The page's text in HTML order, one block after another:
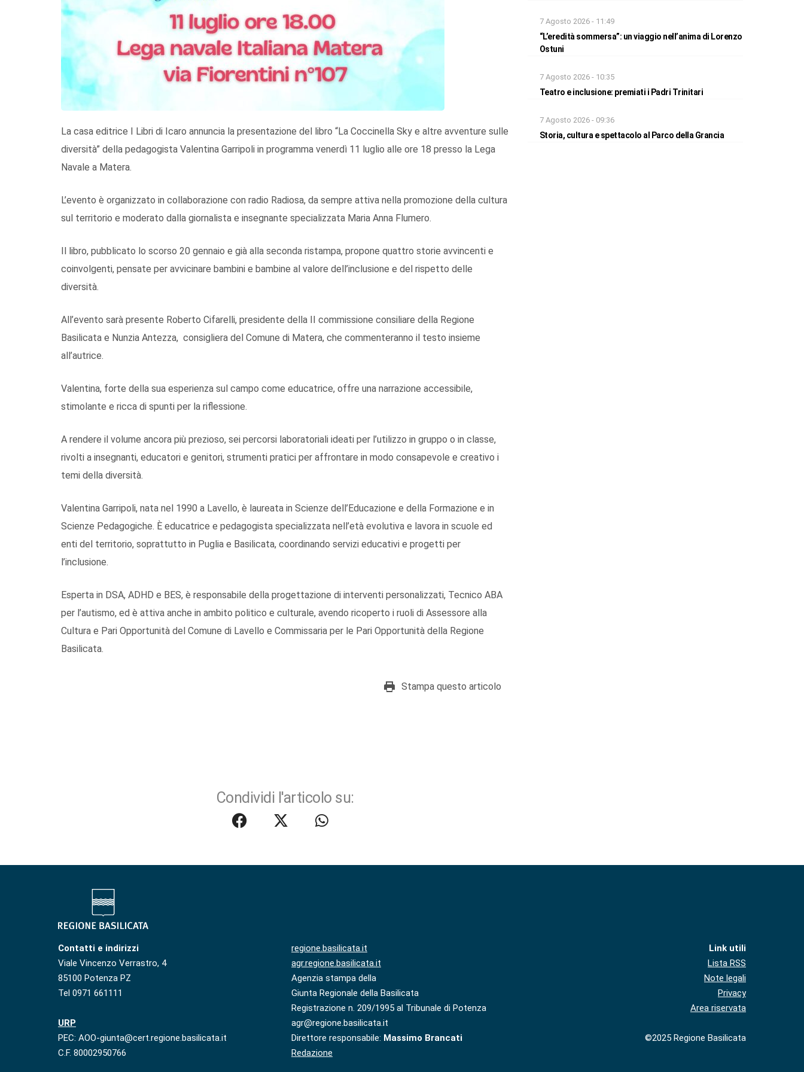
La casa editrice I Libri di Icaro annuncia la presentazione del libro “La Coccinella Sky e altre avventure sulle
diversità” della pedagogista Valentina Garripoli in programma venerdì 11 luglio alle ore 18 presso la Lega
Navale a Matera.
L’evento è organizzato in collaborazione con radio Radiosa, da sempre attiva nella promozione della cultura
sul territorio e moderato dalla giornalista e insegnante specializzata Maria Anna Flumero.
Il libro, pubblicato lo scorso 20 gennaio e già alla seconda ristampa, propone quattro storie avvincenti e
coinvolgenti, pensate per avvicinare bambini e bambine al valore dell’inclusione e del rispetto delle
diversità.
All’evento sarà presente Roberto Cifarelli, presidente della II commissione consiliare della Regione
Basilicata e Nunzia Antezza, consigliera del Comune di Matera, che commenteranno il testo insieme
all’autrice.
Valentina, forte della sua esperienza sul campo come educatrice, offre una narrazione accessibile,
stimolante e ricca di spunti per la riflessione.
A rendere il volume ancora più prezioso, sei percorsi laboratoriali ideati per l’utilizzo in gruppo o in classe,
rivolti a insegnanti, educatori e genitori, strumenti pratici per affrontare in modo consapevole e creativo i
temi della diversità.
Valentina Garripoli, nata nel 1990 a Lavello, è laureata in Scienze dell’Educazione e della Formazione e in
Scienze Pedagogiche. È educatrice e pedagogista specializzata nell’età evolutiva e lavora in scuole ed
enti del territorio, soprattutto in Puglia e Basilicata, coordinando servizi educativi e progetti per
l’inclusione.
Esperta in DSA, ADHD e BES, è responsabile della progettazione di interventi personalizzati, Tecnico ABA
per l’autismo, ed è attiva anche in ambito politico e culturale, avendo ricoperto i ruoli di Assessore alla
Cultura e Pari Opportunità del Comune di Lavello e Commissaria per le Pari Opportunità della Regione
Basilicata.
Stampa questo articolo
Condividi l'articolo su:
7 Agosto 2026 - 11:49
“L’eredità sommersa”: un viaggio nell’anima di Lorenzo
Ostuni
7 Agosto 2026 - 10:35
Teatro e inclusione: premiati i Padri Trinitari
7 Agosto 2026 - 09:36
Storia, cultura e spettacolo al Parco della Grancia
Contatti e indirizzi
Viale Vincenzo Verrastro, 4
85100 Potenza PZ
Tel 0971 661111
URP
PEC: AOO-giunta@cert.regione.basilicata.it
C.F. 80002950766
regione.basilicata.it
agr.regione.basilicata.it
Agenzia stampa della
Giunta Regionale della Basilicata
Registrazione n. 209/1995 al Tribunale di Potenza
agr@regione.basilicata.it
Direttore responsabile: Massimo Brancati
Redazione
Link utili
Lista RSS
Note legali
Privacy
Area riservata
©2025 Regione Basilicata